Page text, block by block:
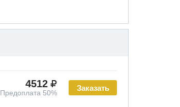
Заказать
4512
Предоплата 50%